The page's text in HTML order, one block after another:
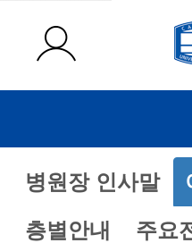
병원장 인사말
층별안내 주요